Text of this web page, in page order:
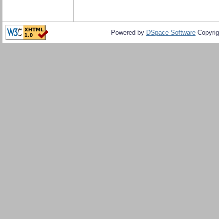
Powered by DSpace Software